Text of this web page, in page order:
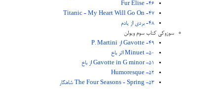
46- Fur Elise
47- Titanic - My Heart Will Go On
48- بردی از یادم
سوزوکی کتاب سوم ویولن
49- Gavotte از P. Martini
50- Minuet اثر باخ
51- Gavotte in G minor از باخ
52- Humoresque
53- The Four Seasons - Spring شاهکار